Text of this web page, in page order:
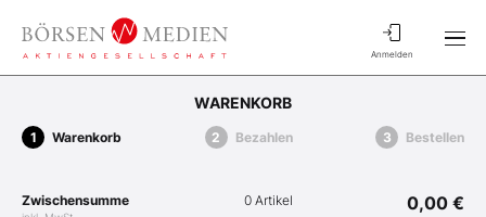
Anmelden
WARENKORB
Warenkorb Bezahlen Bestellen
Zwischensumme 0 Artikel 0,00 €